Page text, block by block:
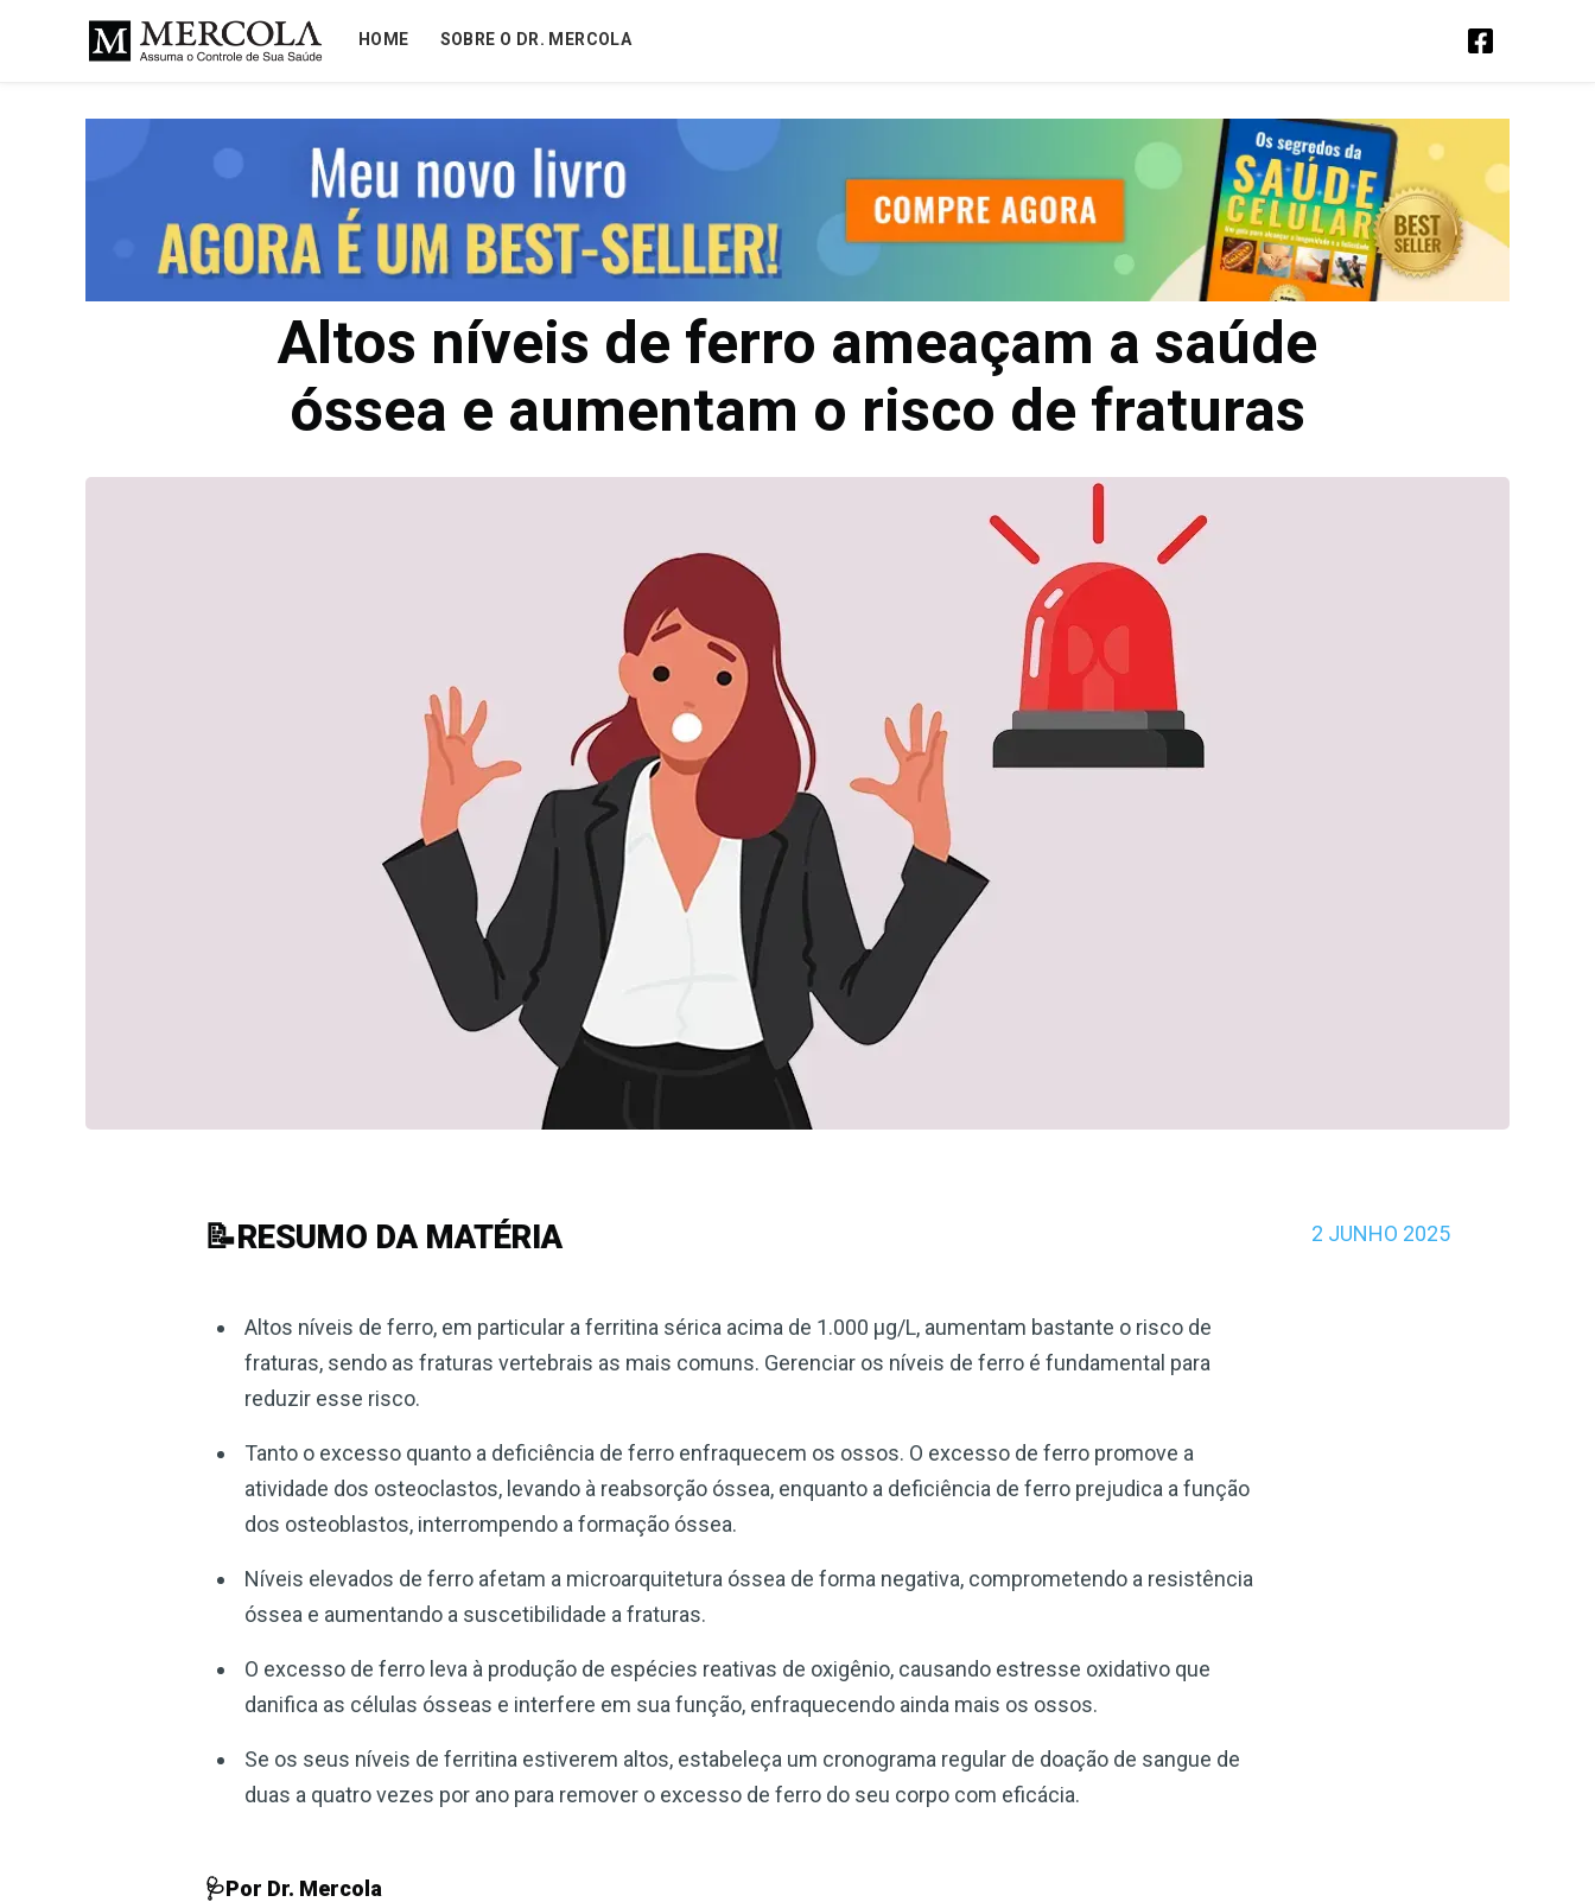
HOME SOBRE O DR. MERCOLA
Altos níveis de ferro ameaçam a saúde
óssea e aumentam o risco de fraturas
2 JUNHO 2025
📝RESUMO DA MATÉRIA
Altos níveis de ferro, em particular a ferritina sérica acima de 1.000 µg/L, aumentam bastante o risco de
fraturas, sendo as fraturas vertebrais as mais comuns. Gerenciar os níveis de ferro é fundamental para
reduzir esse risco.
Tanto o excesso quanto a deficiência de ferro enfraquecem os ossos. O excesso de ferro promove a
atividade dos osteoclastos, levando à reabsorção óssea, enquanto a deficiência de ferro prejudica a função
dos osteoblastos, interrompendo a formação óssea.
Níveis elevados de ferro afetam a microarquitetura óssea de forma negativa, comprometendo a resistência
óssea e aumentando a suscetibilidade a fraturas.
O excesso de ferro leva à produção de espécies reativas de oxigênio, causando estresse oxidativo que
danifica as células ósseas e interfere em sua função, enfraquecendo ainda mais os ossos.
Se os seus níveis de ferritina estiverem altos, estabeleça um cronograma regular de doação de sangue de
duas a quatro vezes por ano para remover o excesso de ferro do seu corpo com eficácia.
🩺Por Dr. Mercola